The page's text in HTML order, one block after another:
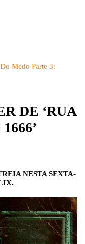
Medo Parte 3:
DE ‘RUA
NESTA SEXTA-